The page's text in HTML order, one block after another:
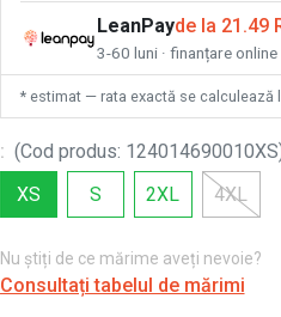
LeanPayde la 21.49
3-60 luni · finanțare online
* estimat — rata exactă se calculează
: (Cod produs: 124014690010XS
XS
S 2XL 4XL
Nu știți de ce mărime aveți nevoie?
Consultați tabelul de mărimi